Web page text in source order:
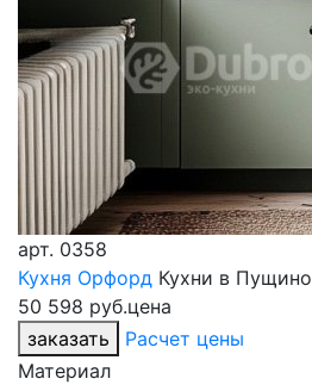
арт. 0358
Кухня Орфорд Кухни в Пущино
50 598 руб.цена
заказать
Расчет цены
Материал